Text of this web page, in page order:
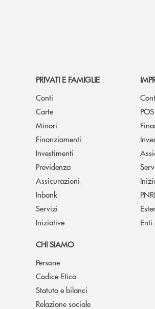
PRIVATI E FAMIGLIE
Conti
Carte
Minori
Finanziamenti
Investimenti
Previdenza
Assicurazioni
Inbank
Servizi
Iniziative
POS
Enti
CHI SIAMO
Persone
Codice Etico
Statuto e bilanci
Relazione sociale